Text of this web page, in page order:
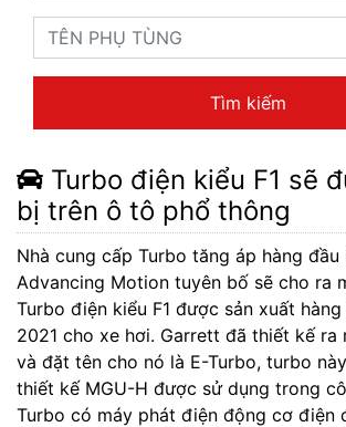
Tìm kiếm
Turbo điện kiểu F1 sẽ
bị trên ô tô phổ thông
Nhà cung cấp Turbo tăng áp hàng đầu
Advancing Motion tuyên bố sẽ cho ra
Turbo điện kiểu F1 được sản xuất
2021 cho xe hơi. Garrett đã thiết kế
và đặt tên cho nó là E-Turbo, turbo
thiết kế MGU-H được sử dụng trong
Turbo có máy phát điện động cơ điện